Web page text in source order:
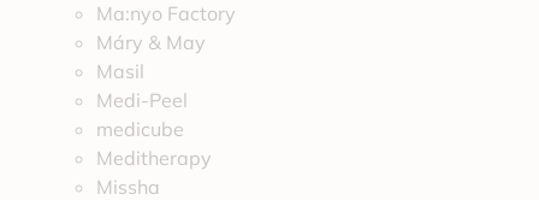
Ma:nyo Factory
Máry & May
Masil
Medi-Peel
medicube
Meditherapy
Missha